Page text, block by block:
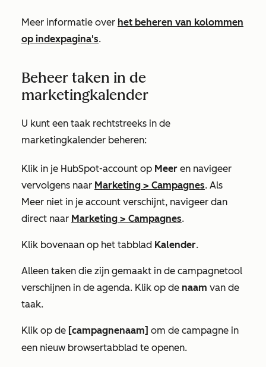
Meer informatie over het beheren van kolommen
op indexpagina's.
Beheer taken in de
marketingkalender
U kunt een taak rechtstreeks in de
marketingkalender beheren:
Klik in je HubSpot-account op Meer en navigeer
vervolgens naar Marketing > Campagnes. Als
Meer niet in je account verschijnt, navigeer dan
direct naar Marketing > Campagnes.
Klik bovenaan op het tabblad Kalender.
Alleen taken die zijn gemaakt in de campagnetool
verschijnen in de agenda. Klik op de naam van de
taak.
Klik op de [campagnenaam] om de campagne in
een nieuw browsertabblad te openen.